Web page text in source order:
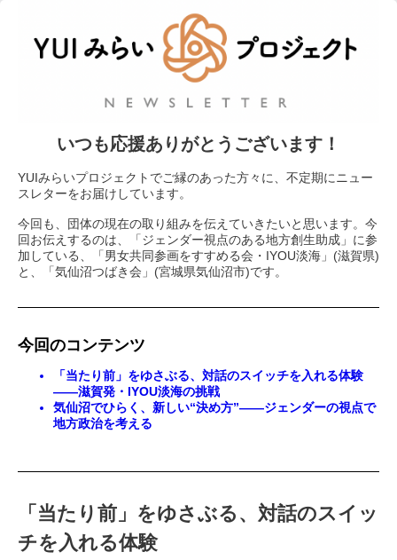
いつも応援ありがとうございます！
YUIみらいプロジェクトでご縁のあった方々に、不定期にニュー
スレターをお届けしています。
今回も、団体の現在の取り組みを伝えていきたいと思います。今
回お伝えするのは、「ジェンダー視点のある地方創生助成」に参
加している、「男女共同参画をすすめる会・IYOU淡海」(滋賀県)
と、「気仙沼つばき会」(宮城県気仙沼市)です。
今回のコンテンツ
「当たり前」をゆさぶる、対話のスイッチを入れる体験
――滋賀発・IYOU淡海の挑戦
気仙沼でひらく、新しい“決め方”——ジェンダーの視点で
地方政治を考える
「当たり前」をゆさぶる、対話のスイッ
チを入れる体験